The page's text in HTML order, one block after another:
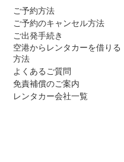
ご予約方法
ご予約のキャンセル方法
ご出発手続き
空港からレンタカーを借りる
方法
よくあるご質問
免責補償のご案内
レンタカー会社一覧